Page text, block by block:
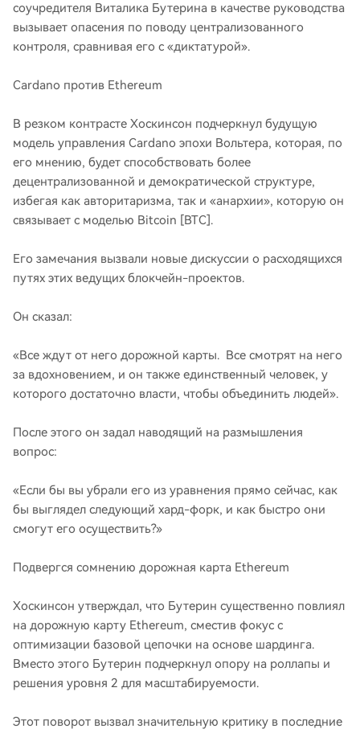
соучредителя Виталика Бутерина в качестве руководства
вызывает опасения по поводу централизованного
контроля, сравнивая его с «диктатурой».
Cardano против Ethereum
В резком контрасте Хоскинсон подчеркнул будущую
модель управления Cardano эпохи Вольтера, которая, по
его мнению, будет способствовать более
децентрализованной и демократической структуре,
избегая как авторитаризма, так и «анархии», которую он
связывает с моделью Bitcoin [BTC].
Его замечания вызвали новые дискуссии о расходящихся
путях этих ведущих блокчейн-проектов.
Он сказал:
«Все ждут от него дорожной карты. Все смотрят на него
за вдохновением, и он также единственный человек, у
которого достаточно власти, чтобы объединить людей».
После этого он задал наводящий на размышления
вопрос:
«Если бы вы убрали его из уравнения прямо сейчас, как
бы выглядел следующий хард-форк, и как быстро они
смогут его осуществить?»
Подвергся сомнению дорожная карта Ethereum
Хоскинсон утверждал, что Бутерин существенно повлиял
на дорожную карту Ethereum, сместив фокус с
оптимизации базовой цепочки на основе шардинга.
Вместо этого Бутерин подчеркнул опору на роллапы и
решения уровня 2 для масштабируемости.
Этот поворот вызвал значительную критику в последние